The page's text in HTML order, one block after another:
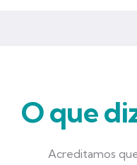
O que
Acreditamos